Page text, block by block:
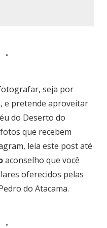
seja por
e pretende aproveitar
do Deserto do
que recebem
leia este post até
aconselho que você
oferecidos pelas
do Atacama.